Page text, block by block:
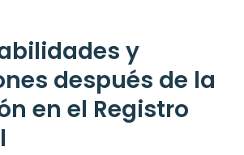
y
después de la
en el Registro